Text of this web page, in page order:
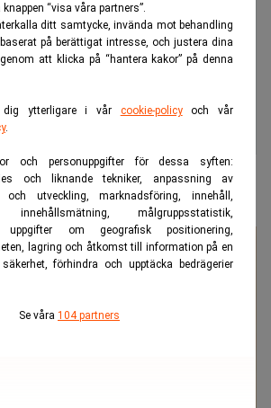
“visa våra partners”.
ditt samtycke, invända mot behandling
på berättigat intresse, och justera dina
att klicka på “hantera kakor” på denna
dig ytterligare i vår cookie-policyoch vår
.
och personuppgifter för dessa syften:
och liknande tekniker, anpassning av
och utveckling, marknadsföring, innehåll,
målgruppsstatistik,
uppgifter om geografisk positionering,
lagring och åtkomst till information på en
förhindra och upptäcka bedrägerier
Se våra 104 partners
prisar in för mycket
Fed